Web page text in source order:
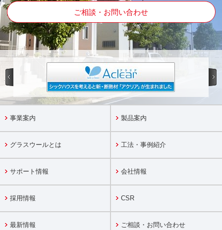
ご相談・お問い合わせ
事業案内 製品案内
グラスウールとは 工法・事例紹介
サポート情報 会社情報
採用情報 CSR
最新情報 ご相談・お問い合わせ